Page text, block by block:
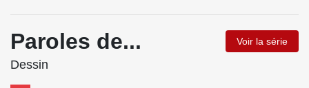
Paroles de... Voir la série
Dessin